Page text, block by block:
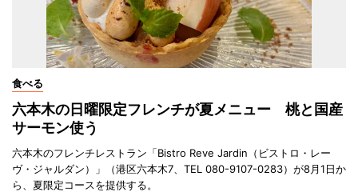
食べる
六本木の日曜限定フレンチが夏メニュー 桃と国産
サーモン使う
六本木のフレンチレストラン「Bistro Reve Jardin（ビストロ・レー
ヴ・ジャルダン）」（港区六本木7、TEL 080-9107-0283）が8月1日か
ら、夏限定コースを提供する。